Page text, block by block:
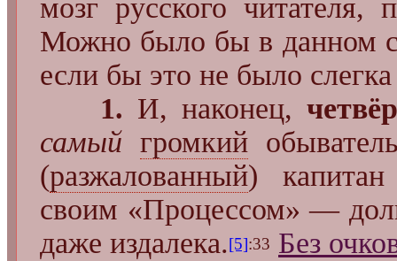
мозг русского читателя,
Можно было бы в данном
если бы это не было
1. И, наконец,
самый громкий
(разжалованный)
своим «Процессом» —
даже издалека.[5]:33 Без